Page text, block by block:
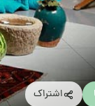
اشتراک